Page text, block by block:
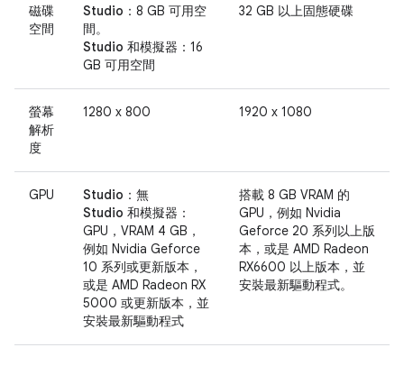
磁碟
空間
Studio： 8 GB 可用空
間。
Studio 和模擬器： 16
GB 可用空間
32 GB 以上固態硬碟
螢幕
解析
度
1280 x 800 1920 x 1080
GPU Studio： 無
Studio 和模擬器：
GPU，VRAM 4 GB，
例如 Nvidia Geforce
10 系列或更新版本，
或是 AMD Radeon RX
5000 或更新版本，並
安裝最新驅動程式
搭載 8 GB VRAM 的
GPU，例如 Nvidia
Geforce 20 系列以上版
本，或是 AMD Radeon
RX6600 以上版本，並
安裝最新驅動程式。